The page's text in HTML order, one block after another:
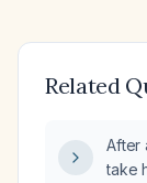
Related
After
take